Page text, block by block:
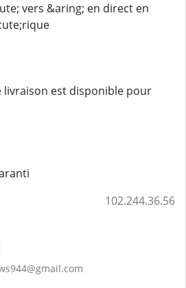
vers &aring; en direct en
livraison est disponible pour
102.244.36.56